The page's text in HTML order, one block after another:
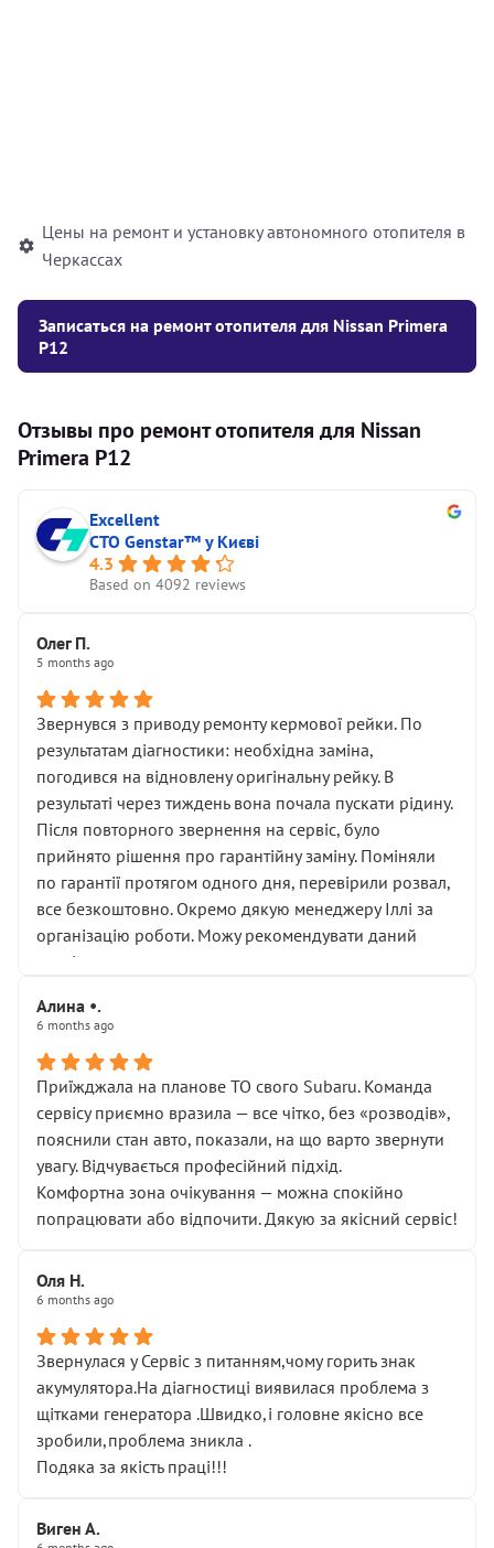
Цены на ремонт и установку автономного отопителя в
Черкассах
Записаться на ремонт отопителя для Nissan Primera
P12
Отзывы про ремонт отопителя для Nissan
Primera P12
Excellent
СТО Genstar™ у Києві
4.3
Based on 4092 reviews
Олег П.
5 months ago
Звернувся з приводу ремонту кермової рейки. По
результатам діагностики: необхідна заміна,
погодився на відновлену оригінальну рейку. В
результаті через тиждень вона почала пускати рідину.
Після повторного звернення на сервіс, було
прийнято рішення про гарантійну заміну. Поміняли
по гарантії протягом одного дня, перевірили розвал,
все безкоштовно. Окремо дякую менеджеру Іллі за
організацію роботи. Можу рекомендувати даний
сервіс.
Алина •.
6 months ago
Приїжджала на планове ТО свого Subaru. Команда
сервісу приємно вразила — все чітко, без «розводів»,
пояснили стан авто, показали, на що варто звернути
увагу. Відчувається професійний підхід.
Комфортна зона очікування — можна спокійно
попрацювати або відпочити. Дякую за якісний сервіс!
Оля Н.
6 months ago
Звернулася у Сервіс з питанням,чому горить знак
акумулятора.На діагностиці виявилася проблема з
щітками генератора .Швидко,і головне якісно все
зробили,проблема зникла .
Подяка за якість праці!!!
Виген А.